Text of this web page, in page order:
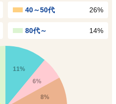
40～50代 26%
80代～ 14%
11%
6%
8%